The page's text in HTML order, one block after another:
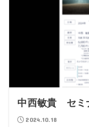
中西敏貴 セ
2024.10.18